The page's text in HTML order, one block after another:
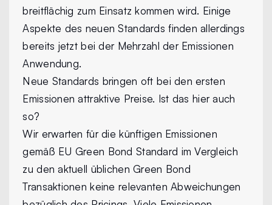
breitflächig zum Einsatz kommen wird. Einige
Aspekte des neuen Standards finden allerdings
bereits jetzt bei der Mehrzahl der Emissionen
Anwendung.
Neue Standards bringen oft bei den ersten
Emissionen attraktive Preise. Ist das hier auch
so?
Wir erwarten für die künftigen Emissionen
gemäß EU Green Bond Standard im Vergleich
zu den aktuell üblichen Green Bond
Transaktionen keine relevanten Abweichungen